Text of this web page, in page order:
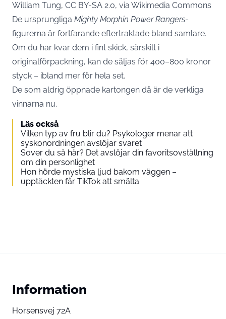
William Tung, CC BY-SA 2.0, via Wikimedia Commons
De ursprungliga Mighty Morphin Power Rangers-
figurerna är fortfarande eftertraktade bland samlare.
Om du har kvar dem i fint skick, särskilt i
originalförpackning, kan de säljas för 400–800 kronor
styck – ibland mer för hela set.
De som aldrig öppnade kartongen då är de verkliga
vinnarna nu.
Läs också
Vilken typ av fru blir du? Psykologer menar att
syskonordningen avslöjar svaret
Sover du så här? Det avslöjar din favoritsovställning
om din personlighet
Hon hörde mystiska ljud bakom väggen –
upptäckten får TikTok att smälta
Information
Horsensvej 72A